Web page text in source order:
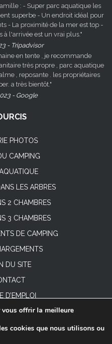
: - Super parc aquatique les
superbe - Un endroit idéal pour
- La proximité de la mer est top -
à l'arrivée est un vrai plus."
- Tripadvisor
en tente , je recommande
très propre , parc aquatique
, reposante . les propriétaires
a très bientôt."
- Google
PHOTOS
CAMPING
LES ARBRES
2 CHAMBRES
3 CHAMBRES
DE CAMPING
DU SITE
D’EMPLOI
offrir la meilleure
cookies que nous utilisons ou